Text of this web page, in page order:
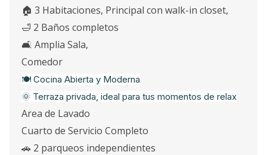
🏠 3 Habitaciones, Principal con walk-in closet,
🛁 2 Baños completos
🛋️ Amplia Sala,
Comedor
🍽️ Cocina Abierta y Moderna
🌞 Terraza privada, ideal para tus momentos de relax
Area de Lavado
Cuarto de Servicio Completo
🚗 2 parqueos independientes